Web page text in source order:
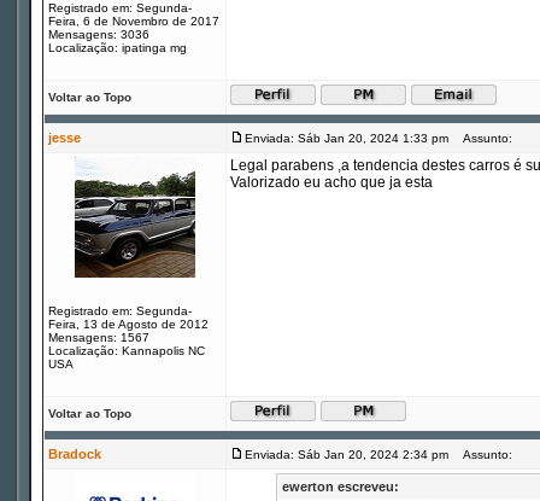
Registrado em: Segunda-
Feira, 6 de Novembro de 2017
Mensagens: 3036
Localização: ipatinga mg
Voltar ao Topo
jesse Enviada: Sáb Jan 20, 2024 1:33 pm Assunto:
Registrado em: Segunda-
Feira, 13 de Agosto de 2012
Mensagens: 1567
Localização: Kannapolis NC
USA
Legal parabens ,a tendencia destes carros é
Valorizado eu acho que ja esta
Voltar ao Topo
Bradock Enviada: Sáb Jan 20, 2024 2:34 pm Assunto:
ewerton escreveu: